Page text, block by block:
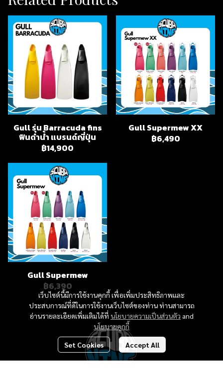
Gull รุ่น Barracuda fins
ฟินดำน้ำ แบรนด์ญี่ปุ่น
฿14,900
Gull Supermew XX
฿6,490
Gull Supermew
฿6,390
เว็บไซต์นี้มีการใช้งานคุกกี้ เพื่อเพิ่มประสิทธิภาพและ
ประสบการณ์ที่ดีในการใช้งานเว็บไซต์ของท่าน ท่านสามารถ
อ่านรายละเอียดเพิ่มเติมได้ที่ นโยบายความเป็นส่วนตัว and
นโยบายคุกกี้
Set Cookies Accept All